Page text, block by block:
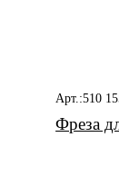
Арт.:510
Фреза